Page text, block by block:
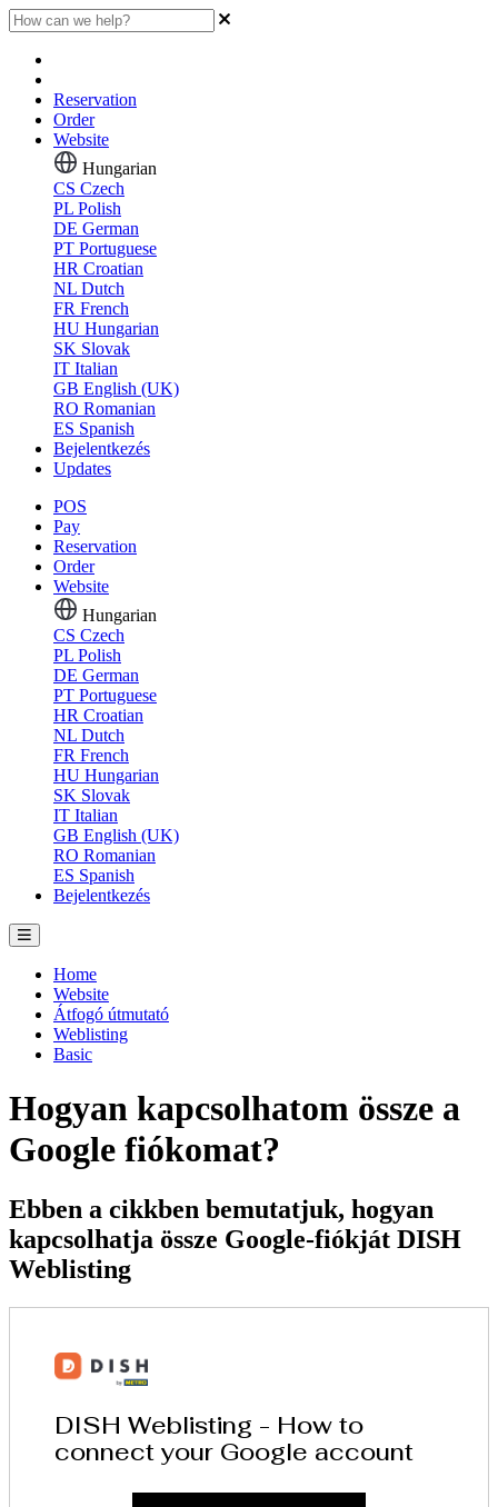
Reservation
Order
Website
Hungarian
CS Czech
PL Polish
DE German
PT Portuguese
HR Croatian
NL Dutch
FR French
HU Hungarian
SK Slovak
IT Italian
GB English (UK)
RO Romanian
ES Spanish
Bejelentkezés
Updates
POS
Pay
Reservation
Order
Website
Hungarian
CS Czech
PL Polish
DE German
PT Portuguese
HR Croatian
NL Dutch
FR French
HU Hungarian
SK Slovak
IT Italian
GB English (UK)
RO Romanian
ES Spanish
Bejelentkezés
Home
Website
Átfogó útmutató
Weblisting
Basic
Hogyan kapcsolhatom össze a
Google fiókomat?
Ebben a cikkben bemutatjuk, hogyan
kapcsolhatja össze Google-fiókját DISH
Weblisting